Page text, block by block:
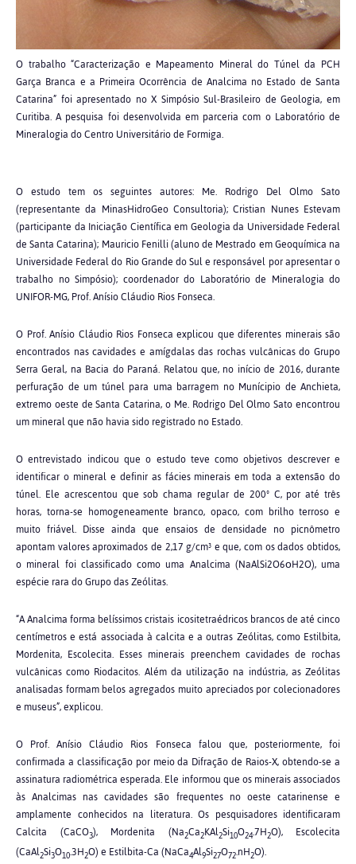
O trabalho “Caracterização e Mapeamento Mineral do Túnel da PCH
Garça Branca e a Primeira Ocorrência de Analcima no Estado de Santa
Catarina” foi apresentado no X Simpósio Sul-Brasileiro de Geologia, em
Curitiba. A pesquisa foi desenvolvida em parceria com o Laboratório de
Mineralogia do Centro Universitário de Formiga.
O estudo tem os seguintes autores: Me. Rodrigo Del Olmo Sato
(representante da MinasHidroGeo Consultoria); Cristian Nunes Estevam
(participante da Iniciação Científica em Geologia da Universidade Federal
de Santa Catarina); Mauricio Fenilli (aluno de Mestrado em Geoquímica na
Universidade Federal do Rio Grande do Sul e responsável por apresentar o
trabalho no Simpósio); coordenador do Laboratório de Mineralogia do
UNIFOR-MG, Prof. Anísio Cláudio Rios Fonseca.
O Prof. Anísio Cláudio Rios Fonseca explicou que diferentes minerais são
encontrados nas cavidades e amígdalas das rochas vulcânicas do Grupo
Serra Geral, na Bacia do Paraná. Relatou que, no início de 2016, durante
perfuração de um túnel para uma barragem no Munícipio de Anchieta,
extremo oeste de Santa Catarina, o Me. Rodrigo Del Olmo Sato encontrou
um mineral que não havia sido registrado no Estado.
O entrevistado indicou que o estudo teve como objetivos descrever e
identificar o mineral e definir as fácies minerais em toda a extensão do
túnel. Ele acrescentou que sob chama regular de 200º C, por até três
horas, torna-se homogeneamente branco, opaco, com brilho terroso e
muito friável. Disse ainda que ensaios de densidade no picnômetro
apontam valores aproximados de 2,17 g/cm³ e que, com os dados obtidos,
o mineral foi classificado como uma Analcima (NaAlSi2O6οH2O), uma
espécie rara do Grupo das Zeólitas.
“A Analcima forma belíssimos cristais icositetraédricos brancos de até cinco
centímetros e está associada à calcita e a outras Zeólitas, como Estilbita,
Mordenita, Escolecita. Esses minerais preenchem cavidades de rochas
vulcânicas como Riodacitos. Além da utilização na indústria, as Zeólitas
analisadas formam belos agregados muito apreciados por colecionadores
e museus”, explicou.
O Prof. Anísio Cláudio Rios Fonseca falou que, posteriormente, foi
confirmada a classificação por meio da Difração de Raios-X, obtendo-se a
assinatura radiométrica esperada. Ele informou que os minerais associados
às Analcimas nas cavidades são frequentes no oeste catarinense e
amplamente conhecidos na literatura. Os pesquisadores identificaram
Calcita (CaCO3), Mordenita (Na2Ca2KAl2Si10O24.7H2O), Escolecita
(CaAl2Si3O10.3H2O) e Estilbita-Ca (NaCa4Al9Si27O72.nH2O).